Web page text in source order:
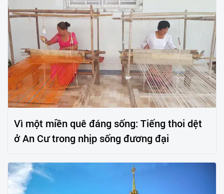
Vì một miền quê đáng sống: Tiếng thoi dệt
ở An Cư trong nhịp sống đương đại